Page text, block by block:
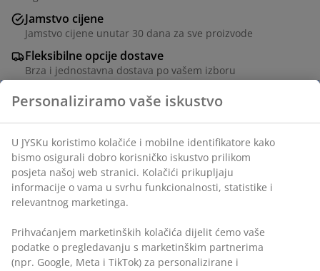
Jamstvo cijene
Jamstvo cijene unutar 30 dana za sve proizvode
Fleksibilne opcije dostave
Brza i jednostavna dostava po vašem izboru
krzno. 135x195 cm
BROJ ARTIKLA: 4542117
Podaci o proizvodu